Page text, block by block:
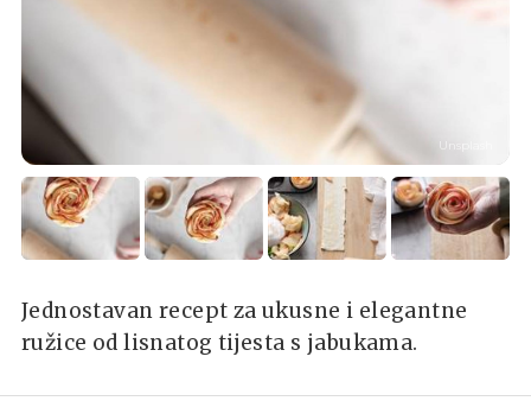
Unsplash
Jednostavan recept za ukusne i elegantne
ružice od lisnatog tijesta s jabukama.